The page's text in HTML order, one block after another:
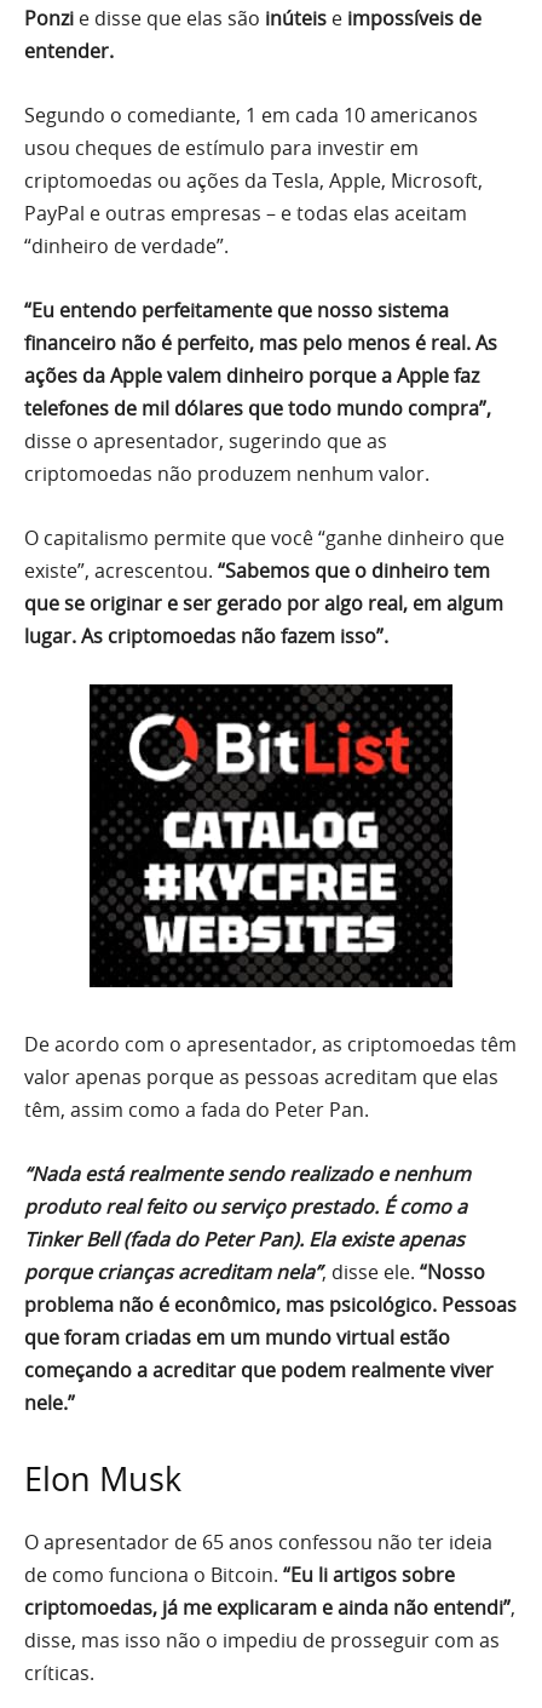
Ponzi e disse que elas são inúteis e impossíveis de
entender.
Segundo o comediante, 1 em cada 10 americanos
usou cheques de estímulo para investir em
criptomoedas ou ações da Tesla, Apple, Microsoft,
PayPal e outras empresas – e todas elas aceitam
“dinheiro de verdade”.
“Eu entendo perfeitamente que nosso sistema
financeiro não é perfeito, mas pelo menos é real. As
ações da Apple valem dinheiro porque a Apple faz
telefones de mil dólares que todo mundo compra”,
disse o apresentador, sugerindo que as
criptomoedas não produzem nenhum valor.
O capitalismo permite que você “ganhe dinheiro que
existe”, acrescentou. “Sabemos que o dinheiro tem
que se originar e ser gerado por algo real, em algum
lugar. As criptomoedas não fazem isso”.
De acordo com o apresentador, as criptomoedas têm
valor apenas porque as pessoas acreditam que elas
têm, assim como a fada do Peter Pan.
“Nada está realmente sendo realizado e nenhum
produto real feito ou serviço prestado. É como a
Tinker Bell (fada do Peter Pan). Ela existe apenas
porque crianças acreditam nela”, disse ele. “Nosso
problema não é econômico, mas psicológico. Pessoas
que foram criadas em um mundo virtual estão
começando a acreditar que podem realmente viver
nele.”
Elon Musk
O apresentador de 65 anos confessou não ter ideia
de como funciona o Bitcoin. “Eu li artigos sobre
criptomoedas, já me explicaram e ainda não entendi”,
disse, mas isso não o impediu de prosseguir com as
críticas.